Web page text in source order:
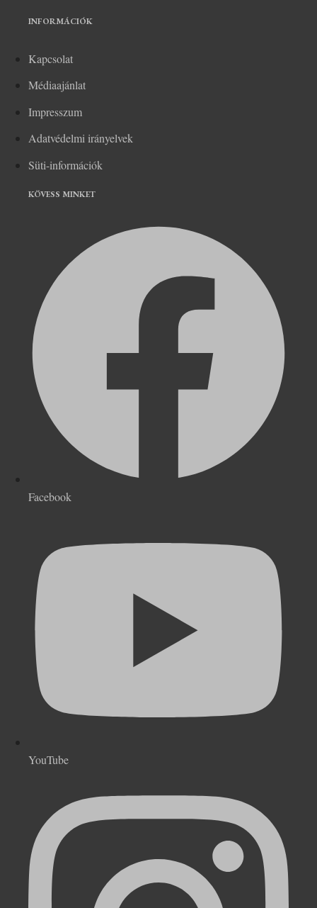
INFORMÁCIÓK
Kapcsolat
Médiaajánlat
Impresszum
Adatvédelmi irányelvek
Süti-információk
KÖVESS MINKET
Facebook
YouTube